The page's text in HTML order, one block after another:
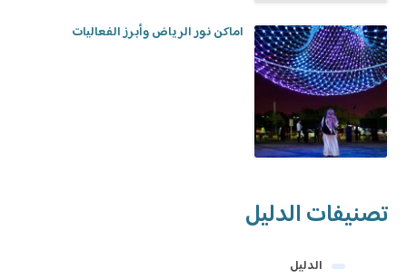
اماكن نور الرياض وأبرز الفعاليات
تصنيفات الدليل
الدليل